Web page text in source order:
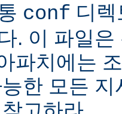
conf 디
. 이 파일
파치에는
한 모든